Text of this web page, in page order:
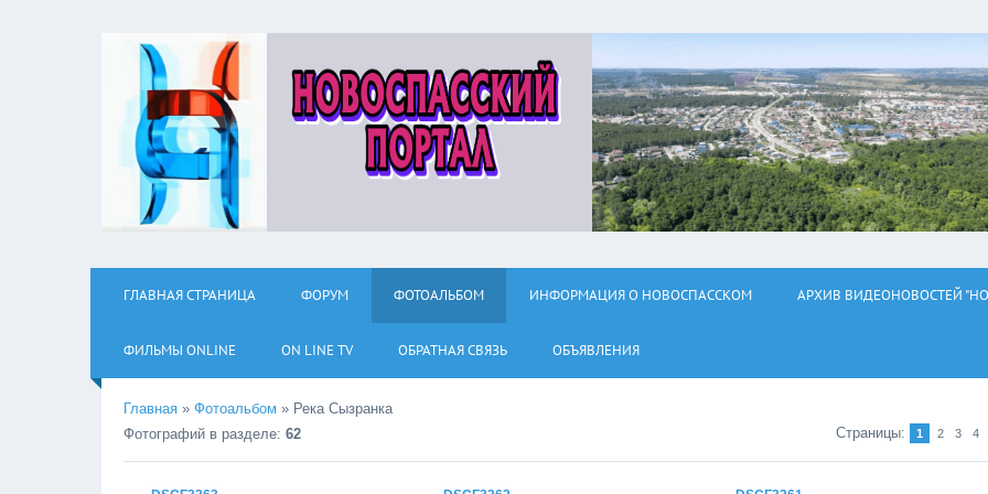
ГЛАВНАЯ СТРАНИЦА ФОРУМ ФОТОАЛЬБОМ ИНФОРМАЦИЯ О НОВОСПАССКОМ АРХИВ ВИДЕОНОВОСТЕЙ
ФИЛЬМЫ ОNLINE ON LINE TV ОБРАТНАЯ СВЯЗЬ ОБЪЯВЛЕНИЯ
Главная » Фотоальбом » Река Сызранка
Фотографий в разделе: 62 Страницы: 1 2 3 4